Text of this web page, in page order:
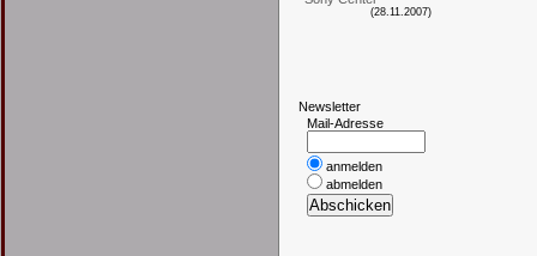
(28.11.2007)
Newsletter
Mail-Adresse
anmelden
abmelden